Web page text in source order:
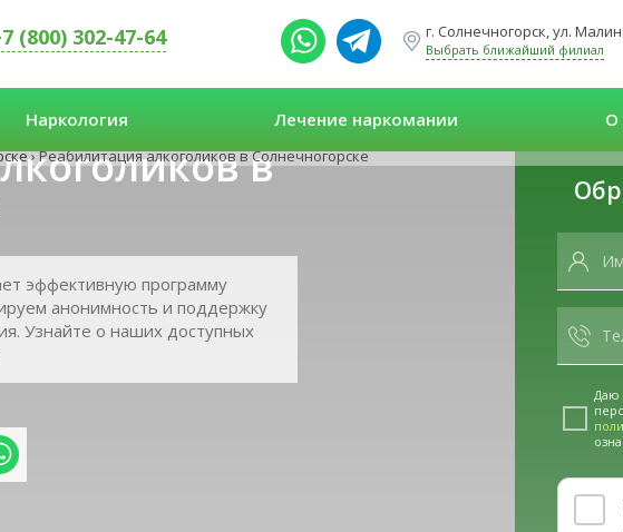
(800) 302-47-64 г. Солнечногорск, ул.
Выбрать ближайший филиал
Наркология Лечение наркомании О
›Реабилитация алкоголиков в Солнечногорске
в
эффективную программу
анонимность и поддержку
Узнайте о наших доступных
Даю